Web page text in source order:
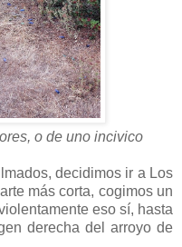
o de uno incivico
decidimos ir a Los
más corta, cogimos un
eso sí, hasta
derecha del arroyo de